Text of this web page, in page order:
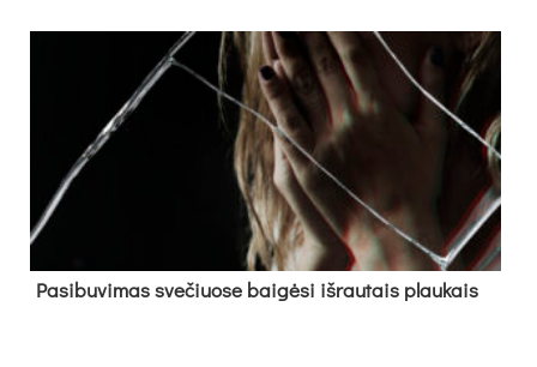
Pa­si­bu­vi­mas sve­čiuo­se bai­gė­si iš­rau­tais plau­kais